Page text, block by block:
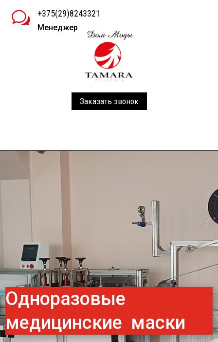
w +375(29)8243321
Менеджер
Заказать звонок
Одноразовые
медицинские маски